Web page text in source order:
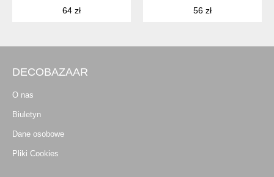
64 zł
56 zł
DECOBAZAAR
O nas
Biuletyn
Dane osobowe
Pliki Cookies